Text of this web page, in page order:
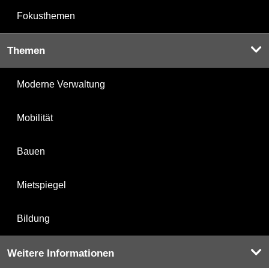
Fokusthemen
Themen
Moderne Verwaltung
Mobilität
Bauen
Mietspiegel
Bildung
Weitere Informationen